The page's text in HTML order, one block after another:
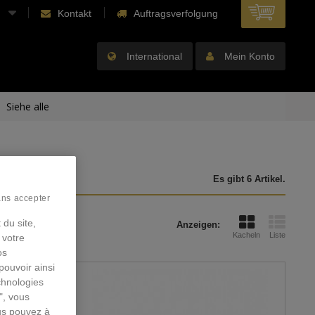
Kontakt Auftragsverfolgung
International Mein Konto
Siehe alle
Es gibt 6 Artikel.
Anzeigen:
Kacheln Liste
site,
ainsi
vous
pouvez à
accepter